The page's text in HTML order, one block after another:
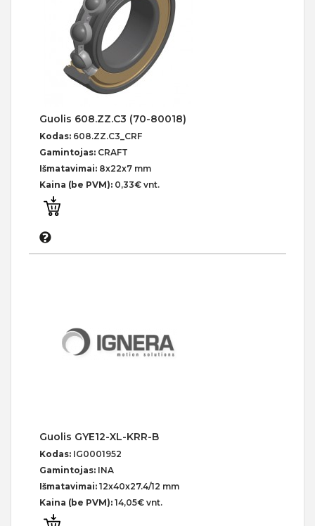
Guolis 608.ZZ.C3 (70-80018)
Kodas: 608.ZZ.C3_CRF
Gamintojas: CRAFT
Išmatavimai: 8x22x7 mm
Kaina (be PVM): 0,33€ vnt.
Guolis GYE12-XL-KRR-B
Kodas: IG0001952
Gamintojas: INA
Išmatavimai: 12x40x27.4/12 mm
Kaina (be PVM): 14,05€ vnt.